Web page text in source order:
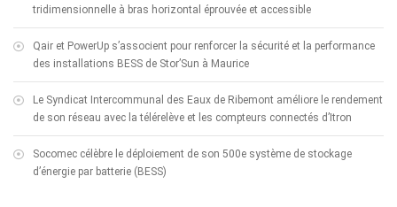
tridimensionnelle à bras horizontal éprouvée et accessible
Qair et PowerUp s’associent pour renforcer la sécurité et la performance
des installations BESS de Stor’Sun à Maurice
Le Syndicat Intercommunal des Eaux de Ribemont améliore le rendement
de son réseau avec la télérelève et les compteurs connectés d’Itron
Socomec célèbre le déploiement de son 500e système de stockage
d’énergie par batterie (BESS)